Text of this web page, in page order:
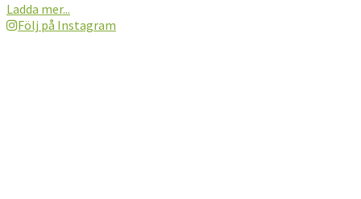
Ladda mer...
Följ på Instagram